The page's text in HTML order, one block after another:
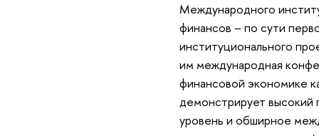
Международного
финансов – по сути
институционального
им международная
финансовой экономике
демонстрирует высокий
уровень и обширное